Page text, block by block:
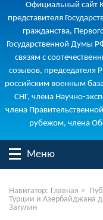
Официальный сайт
представителя
гражданства,
Государственной Думы
связям с
созывов, председателя
российским военным
СНГ, члена Научно-
члена
рубежом, члена
Меню
Навигатор: Главная >
Турции и Азербайджана
Затулин